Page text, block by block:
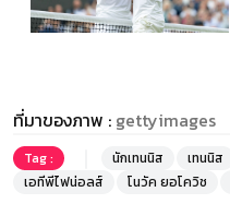
ที่มาของภาพ : gettyimages
Tag : นักเทนนิส เทนนิส
เอทีพีไฟน่อลส์
โนวัค ยอโควิช